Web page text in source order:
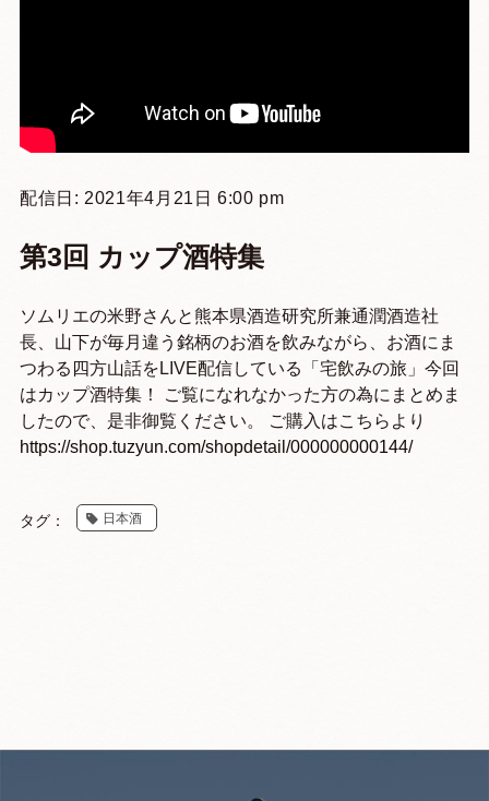
配信日: 2021年4月21日 6:00 pm
第3回 カップ酒特集
ソムリエの米野さんと熊本県酒造研究所兼通潤酒造社
長、山下が毎月違う銘柄のお酒を飲みながら、お酒にま
つわる四方山話をLIVE配信している「宅飲みの旅」今回
はカップ酒特集！ ご覧になれなかった方の為にまとめま
したので、是非御覧ください。 ご購入はこちらより
https://shop.tuzyun.com/shopdetail/000000000144/
タグ： 日本酒